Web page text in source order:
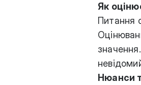
Як
Питання
Нюанси